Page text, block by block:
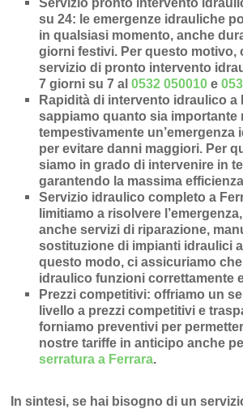
Servizio pronto intervento
su 24: le emergenze idrauliche
in qualsiasi momento, anche
giorni festivi. Per questo motivo,
servizio di pronto intervento
7 giorni su 7 al0532 050010 e
Rapidità di intervento idraulico a
sappiamo quanto sia importante
tempestivamente un’emergenza
per evitare danni maggiori. Per
siamo in grado di intervenire in
garantendo la massima
Servizio idraulico completo a
limitiamo a risolvere l’emergenza
ancheservizi di riparazione,
sostituzione di impianti idraulici
questo modo, ci assicuriamo
idraulico funzioni correttamente
Prezzi competitivi: offriamo un
livello a prezzi competitivi e
forniamo preventivi per
nostre tariffe in anticipo anche
serratura a Ferrara.
In sintesi, se hai bisogno di un